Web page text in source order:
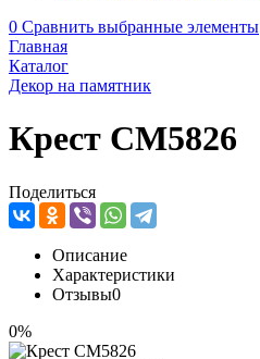
0 Сравнить выбранные элементы
Главная
Каталог
Декор на памятник
Крест CM5826
Поделиться
Описание
Характеристики
Отзывы0
0%